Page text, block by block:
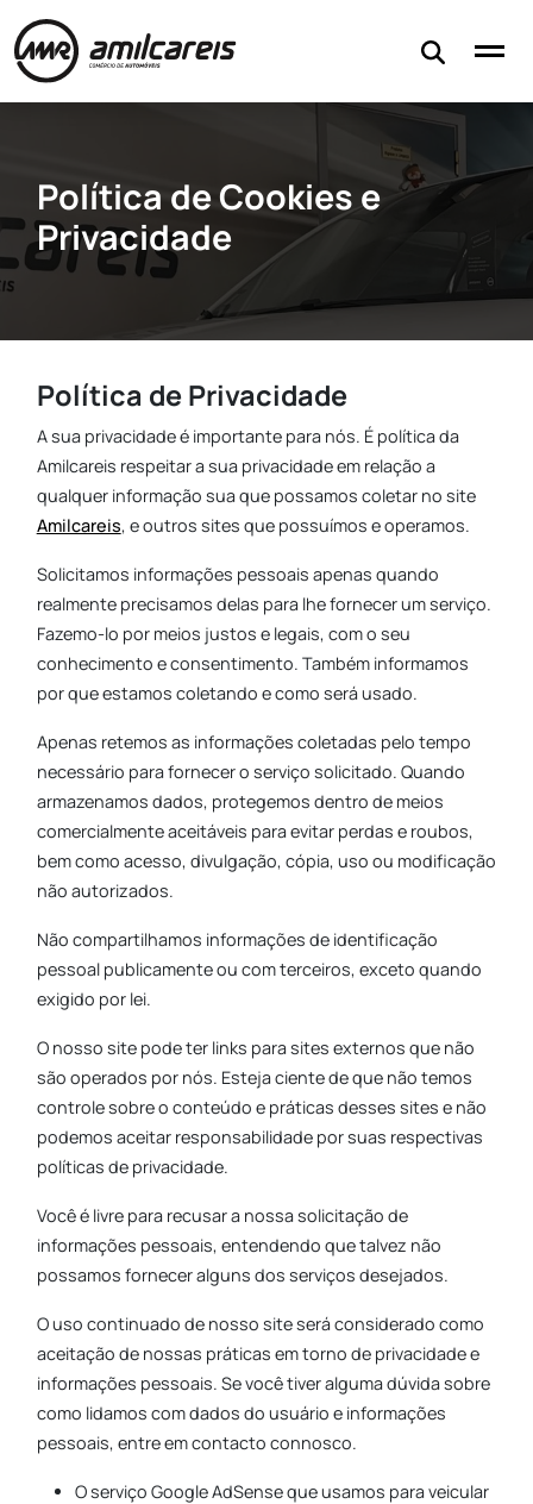
Serviços
Contactos
Avaliar o meu carro
Política de Cookies e
Privacidade
Política de Privacidade
A sua privacidade é importante para nós. É política da
Amilcareis respeitar a sua privacidade em relação a
qualquer informação sua que possamos coletar no site
Amilcareis, e outros sites que possuímos e operamos.
Solicitamos informações pessoais apenas quando
realmente precisamos delas para lhe fornecer um serviço.
Fazemo-lo por meios justos e legais, com o seu
conhecimento e consentimento. Também informamos
por que estamos coletando e como será usado.
Apenas retemos as informações coletadas pelo tempo
necessário para fornecer o serviço solicitado. Quando
armazenamos dados, protegemos dentro de meios
comercialmente aceitáveis para evitar perdas e roubos,
bem como acesso, divulgação, cópia, uso ou modificação
não autorizados.
Não compartilhamos informações de identificação
pessoal publicamente ou com terceiros, exceto quando
exigido por lei.
O nosso site pode ter links para sites externos que não
são operados por nós. Esteja ciente de que não temos
controle sobre o conteúdo e práticas desses sites e não
podemos aceitar responsabilidade por suas respectivas
políticas de privacidade.
Você é livre para recusar a nossa solicitação de
informações pessoais, entendendo que talvez não
possamos fornecer alguns dos serviços desejados.
O uso continuado de nosso site será considerado como
aceitação de nossas práticas em torno de privacidade e
informações pessoais. Se você tiver alguma dúvida sobre
como lidamos com dados do usuário e informações
pessoais, entre em contacto connosco.
O serviço Google AdSense que usamos para veicular